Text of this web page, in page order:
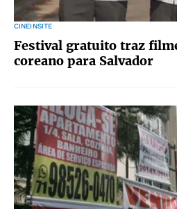
CINEINSITE
Festival gratuito traz
coreano para Salvador